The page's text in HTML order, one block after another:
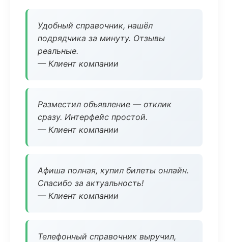
Удобный справочник, нашёл
подрядчика за минуту. Отзывы
реальные.
— Клиент компании
Разместил объявление — отклик
сразу. Интерфейс простой.
— Клиент компании
Афиша полная, купил билеты онлайн.
Спасибо за актуальность!
— Клиент компании
Телефонный справочник выручил,